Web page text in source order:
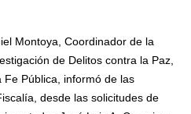
Montoya, Coordinador de la
de Delitos contra la Paz,
Pública, informó de las
desde las solicitudes de